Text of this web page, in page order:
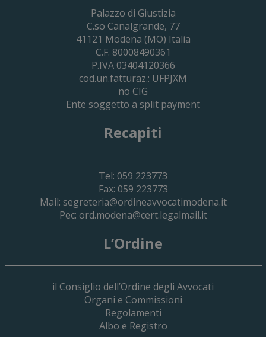
29 Giugno 2026
Cassa Forense – Elezioni Dei Delegati
2030
Palazzo di Giustizia
C.so Canalgrande, 77
41121 Modena (MO) Italia
C.F. 80008490361
P.IVA 03404120366
cod.un.fatturaz.: UFPJXM
no CIG
Ente soggetto a split payment
Recapiti
Tel: 059 223773
Fax: 059 223773
Mail: segreteria@ordineavvocatimodena.it
Pec: ord.modena@cert.legalmail.it
L’Ordine
il Consiglio dell’Ordine degli Avvocati
Organi e Commissioni
Regolamenti
Albo e Registro